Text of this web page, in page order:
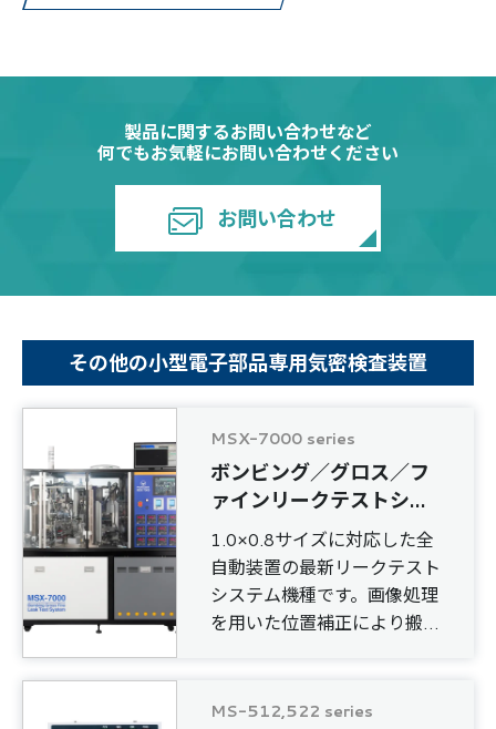
製品に関するお問い合わせなど
何でもお気軽にお問い合わせください
お問い合わせ
その他の小型電子部品専用気密検査装置
MSX-7000 series
ボンビング／グロス／フ
ァインリークテストシス
テム
1.0×0.8サイズに対応した全
自動装置の最新リークテスト
システム機種です。画像処理
を用いた位置補正により搬送
1.0秒／個 ボンビング60分
MS-512,522 series